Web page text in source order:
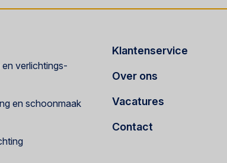
verlichtings-
en schoonmaak
Klantenservice
Over ons
Vacatures
Contact